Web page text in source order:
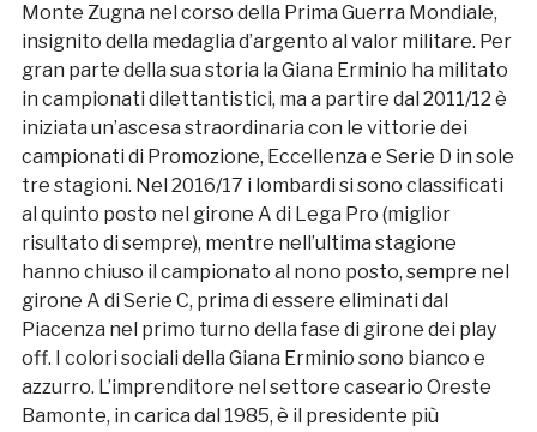
Monte Zugna nel corso della Prima Guerra Mondiale,
insignito della medaglia d’argento al valor militare. Per
gran parte della sua storia la Giana Erminio ha militato
in campionati dilettantistici, ma a partire dal 2011/12 è
iniziata un’ascesa straordinaria con le vittorie dei
campionati di Promozione, Eccellenza e Serie D in sole
tre stagioni. Nel 2016/17 i lombardi si sono classificati
al quinto posto nel girone A di Lega Pro (miglior
risultato di sempre), mentre nell’ultima stagione
hanno chiuso il campionato al nono posto, sempre nel
girone A di Serie C, prima di essere eliminati dal
Piacenza nel primo turno della fase di girone dei play
off. I colori sociali della Giana Erminio sono bianco e
azzurro. L’imprenditore nel settore caseario Oreste
Bamonte, in carica dal 1985, è il presidente più